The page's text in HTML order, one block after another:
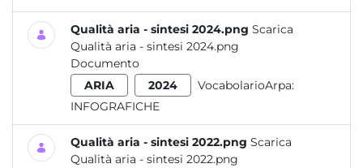
Qualità aria - sintesi 2024.png Scarica
Qualità aria - sintesi 2024.png
Documento
ARIA
2024
VocabolarioArpa:
INFOGRAFICHE
Qualità aria - sintesi 2022.png Scarica
Qualità aria - sintesi 2022.png